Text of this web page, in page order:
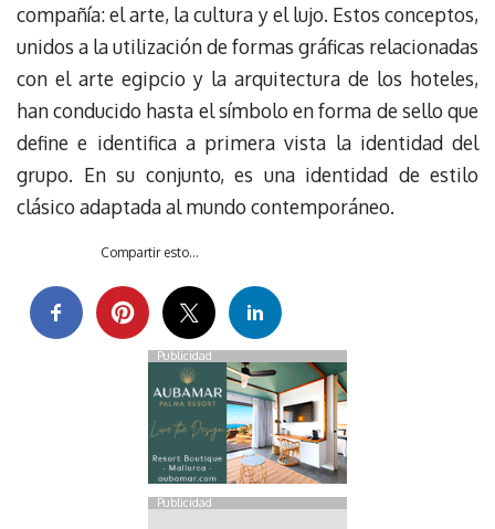
compañía: el arte, la cultura y el lujo. Estos conceptos,
unidos a la utilización de formas gráficas relacionadas
con el arte egipcio y la arquitectura de los hoteles,
han conducido hasta el símbolo en forma de sello que
define e identifica a primera vista la identidad del
grupo. En su conjunto, es una identidad de estilo
clásico adaptada al mundo contemporáneo.
Compartir esto...
Publicidad
Publicidad